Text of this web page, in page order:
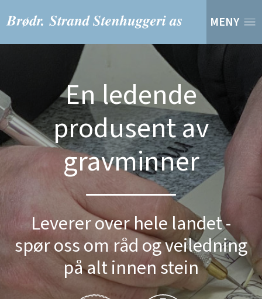
MENY
En ledende
produsent av
gravminner
Leverer over hele landet -
spør oss om råd og veiledning
på alt innen stein